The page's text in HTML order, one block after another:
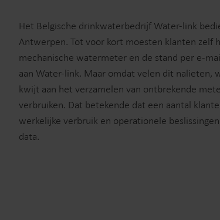
Het Belgische drinkwaterbedrijf Water-link
Antwerpen. Tot voor kort moesten klanten zelf
mechanische watermeter en de stand per e-
aan Water-link. Maar omdat velen dit nalieten,
kwijt aan het verzamelen van ontbrekende
verbruiken. Dat betekende dat een aantal
werkelijke verbruik en operationele
data.